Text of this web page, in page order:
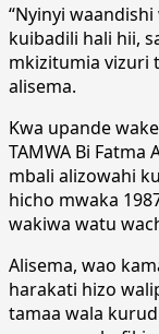
“Nyinyi
kuibadili hali hii,
mkizitumia vizuri
alisema.
Kwa upande
TAMWA Bi
mbali alizowahi
hicho mwaka
wakiwa watu
Alisema, wao
harakati hizo
tamaa wala